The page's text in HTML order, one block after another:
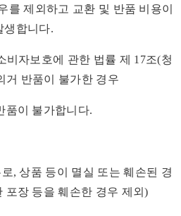
를 제외하고 교환 및 반품 비용이
생합니다.
비자보호에 관한 법률 제 17조(청
거 반품이 불가한 경우
품이 불가합니다.
, 상품 등이 멸실 또는 훼손된 경
포장 등을 훼손한 경우 제외)